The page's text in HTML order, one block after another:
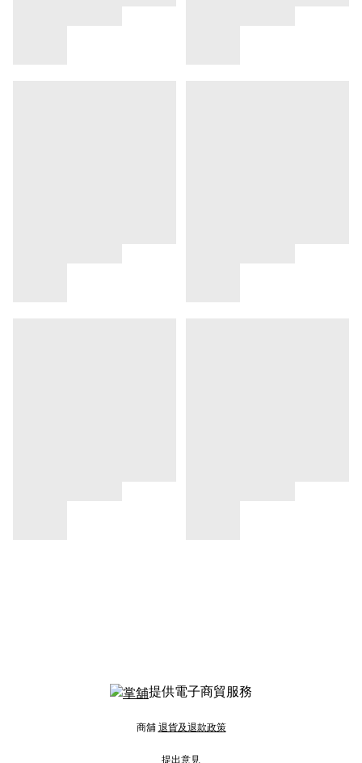
提供電子商貿服務
商舖 退貨及退款政策
提出意見